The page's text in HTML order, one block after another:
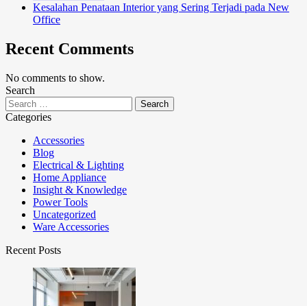
Kesalahan Penataan Interior yang Sering Terjadi pada New
Office
Recent Comments
No comments to show.
Search
Categories
Accessories
Blog
Electrical & Lighting
Home Appliance
Insight & Knowledge
Power Tools
Uncategorized
Ware Accessories
Recent Posts